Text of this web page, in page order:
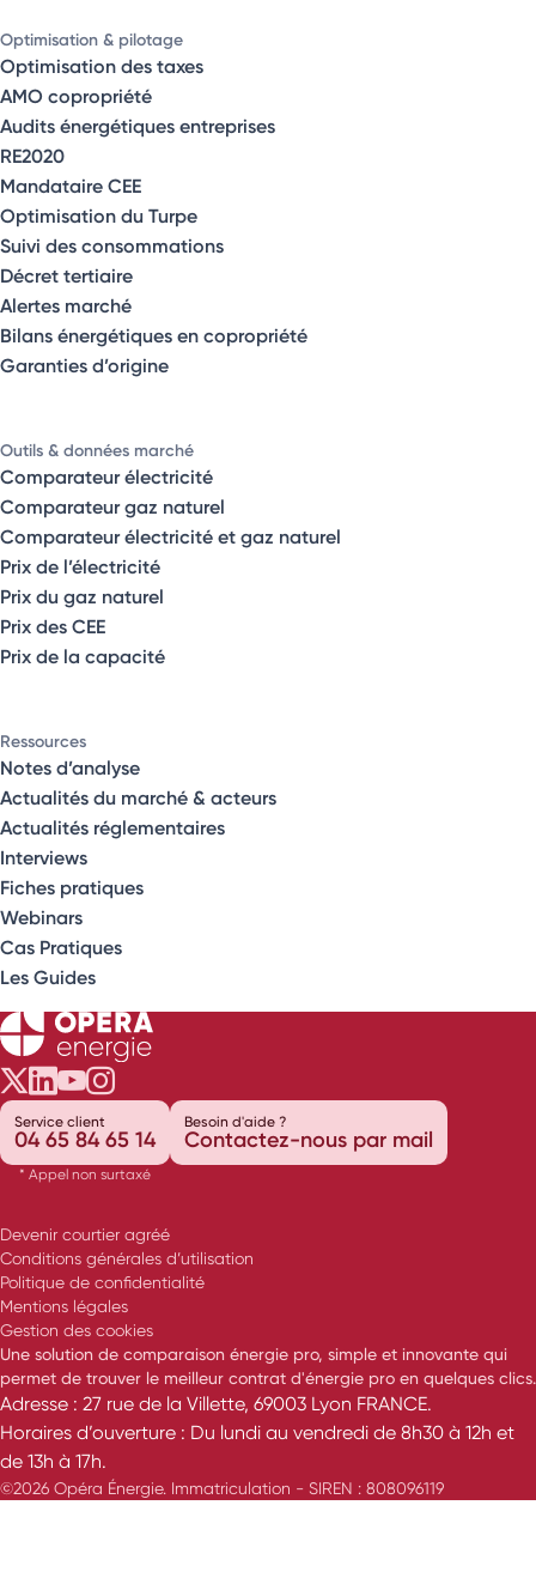
Optimisation & pilotage
Optimisation des taxes
AMO copropriété
Audits énergétiques entreprises
RE2020
Mandataire CEE
Optimisation du Turpe
Suivi des consommations
Décret tertiaire
Alertes marché
Bilans énergétiques en copropriété
Garanties d’origine
Outils & données marché
Comparateur électricité
Comparateur gaz naturel
Comparateur électricité et gaz naturel
Prix de l’électricité
Prix du gaz naturel
Prix des CEE
Prix de la capacité
Ressources
Notes d’analyse
Actualités du marché & acteurs
Actualités réglementaires
Interviews
Fiches pratiques
Webinars
Cas Pratiques
Les Guides
Opéra Énergie sur Twitter
Opéra Énergie sur LinkedIn
Opéra Énergie sur Youtube
Opéra Énergie sur Instagram
Service client
04 65 84 65 14
* Appel non surtaxé
Besoin d'aide ?
Contactez-nous par mail
Devenir courtier agréé
Conditions générales d’utilisation
Politique de confidentialité
Mentions légales
Gestion des cookies
Une solution de comparaison énergie pro, simple et innovante qui
permet de trouver le meilleur contrat d'énergie pro en quelques clics.
Adresse : 27 rue de la Villette, 69003 Lyon FRANCE.
Horaires d’ouverture : Du lundi au vendredi de 8h30 à 12h et
de 13h à 17h.
©2026 Opéra Énergie. Immatriculation - SIREN : 808096119